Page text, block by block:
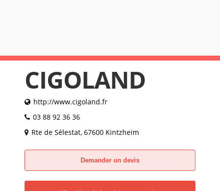
CIGOLAND
http://www.cigoland.fr
03 88 92 36 36
Rte de Sélestat, 67600 Kintzheim
Demander un devis